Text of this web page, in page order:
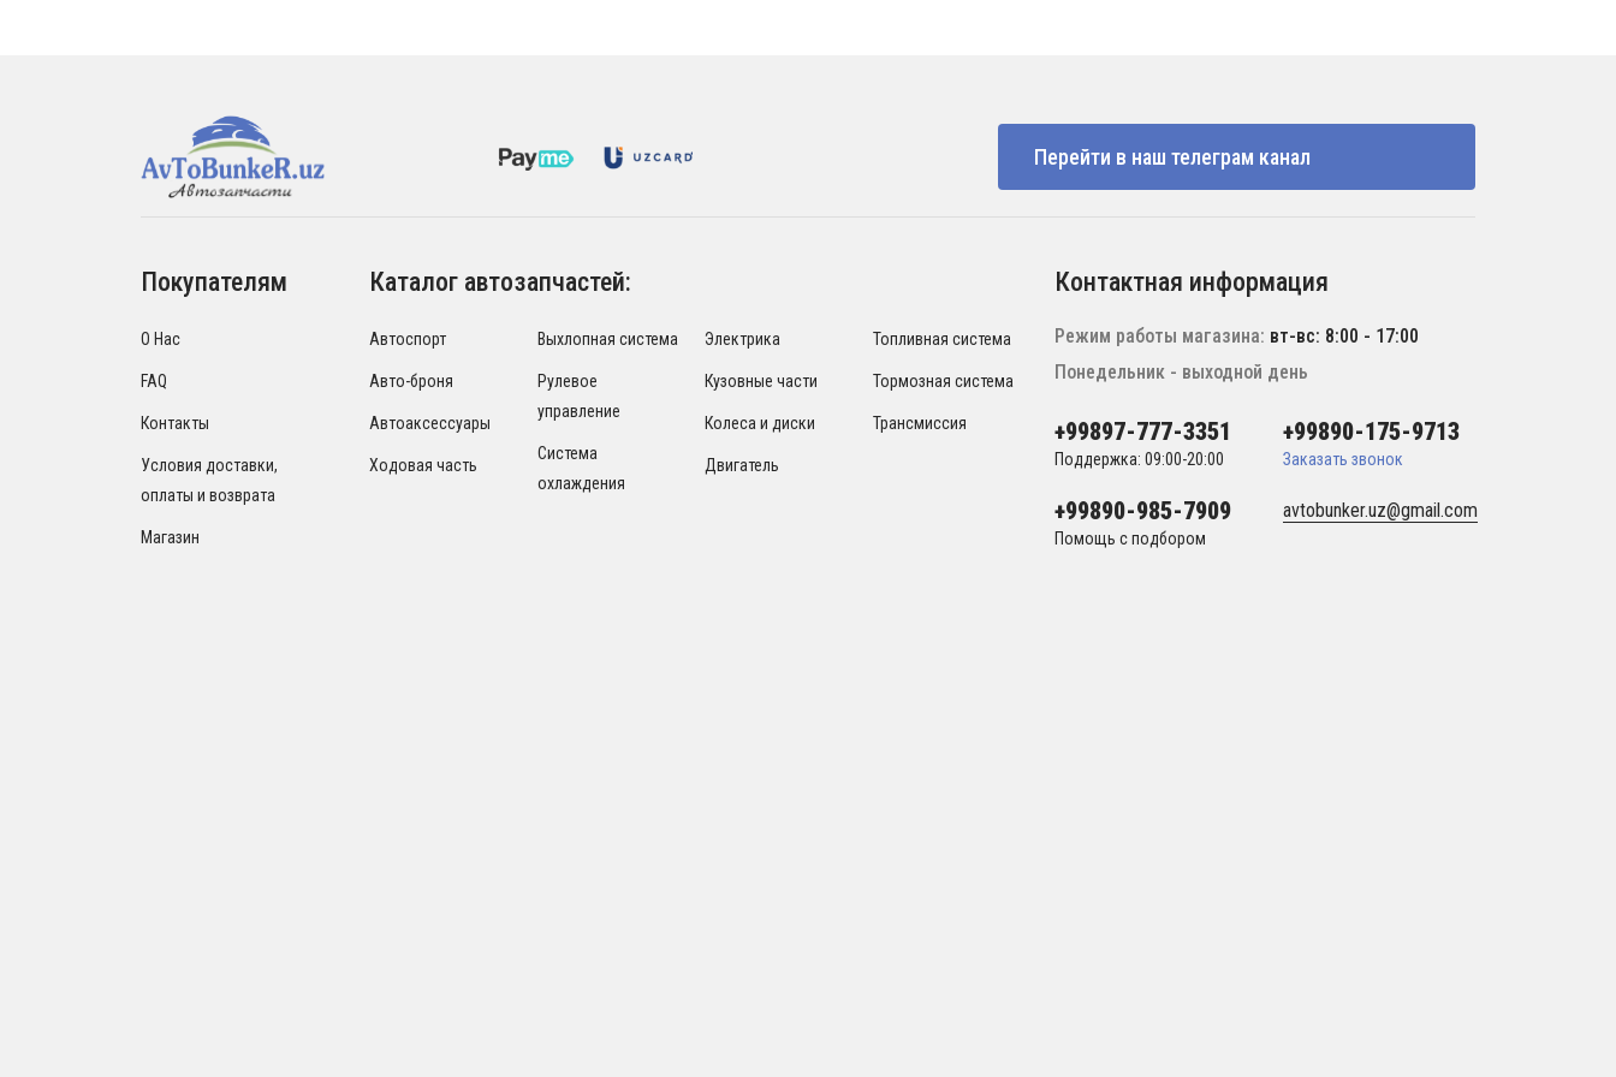
Перейти в наш телеграм канал
Покупателям
О Нас
FAQ
Контакты
Условия доставки,
оплаты и возврата
Магазин
Каталог автозапчастей:
Автоспорт
Авто-броня
Автоаксессуары
Ходовая часть
Выхлопная система
Рулевое
управление
Система
охлаждения
Электрика
Кузовные части
Колеса и диски
Двигатель
Топливная система
Тормозная система
Трансмиссия
Контактная информация
Режим работы магазина: вт-вс: 8:00 - 17:00
Понедельник - выходной день
+99897-777-3351
Поддержка: 09:00-20:00
+99890-175-9713
Заказать звонок
+99890-985-7909
Помощь с подбором
avtobunker.uz@gmail.com